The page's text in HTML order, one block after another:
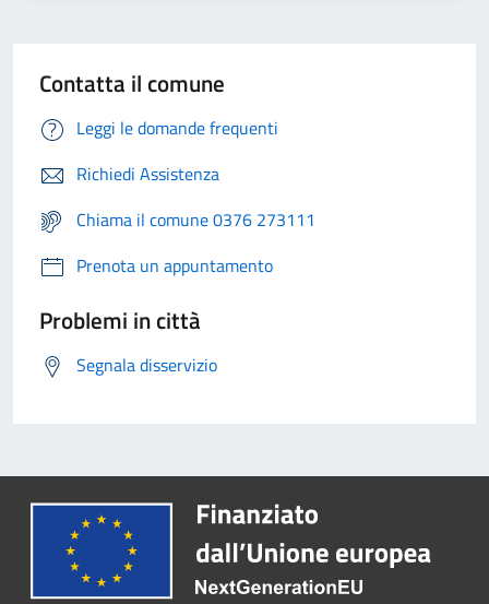
Contatta il comune
Leggi le domande frequenti
Richiedi Assistenza
Chiama il comune 0376 273111
Prenota un appuntamento
Problemi in città
Segnala disservizio